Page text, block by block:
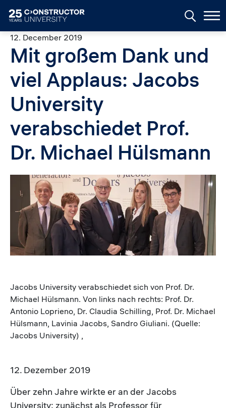
12. December 2019
Mit großem Dank und
viel Applaus: Jacobs
University
verabschiedet Prof.
Dr. Michael Hülsmann
Image
Jacobs University verabschiedet sich von Prof. Dr.
Michael Hülsmann. Von links nach rechts: Prof. Dr.
Antonio Loprieno, Dr. Claudia Schilling, Prof. Dr. Michael
Hülsmann, Lavinia Jacobs, Sandro Giuliani. (Quelle:
Jacobs University) ,
12. Dezember 2019
Über zehn Jahre wirkte er an der Jacobs
University: zunächst als Professor für